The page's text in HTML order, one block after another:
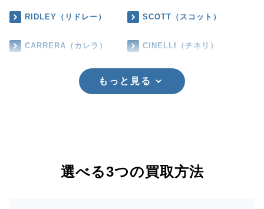
RIDLEY（リドレー） SCOTT（スコット）
CARRERA（カレラ） CINELLI（チネリ）
もっと見る
選べる3つの買取方法